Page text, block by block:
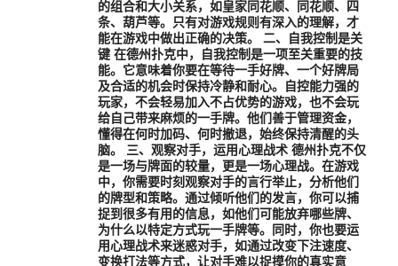
的组合和大小关系，如皇家同花顺、同花顺、四
条、葫芦等。只有对游戏规则有深入的理解，才
能在游戏中做出正确的决策。 二、自我控制是关
键 在德州扑克中，自我控制是一项至关重要的技
能。它意味着你要在等待一手好牌、一个好牌局
及合适的机会时保持冷静和耐心。自控能力强的
玩家，不会轻易加入不占优势的游戏，也不会玩
给自己带来麻烦的一手牌。他们善于管理资金，
懂得在何时加码、何时撤退，始终保持清醒的头
脑。 三、观察对手，运用心理战术 德州扑克不仅
是一场与牌面的较量，更是一场心理战。在游戏
中，你需要时刻观察对手的言行举止，分析他们
的牌型和策略。通过倾听他们的发言，你可以捕
捉到很多有用的信息，如他们可能放弃哪些牌、
为什么以特定方式玩一手牌等。同时，你也要运
用心理战术来迷惑对手，如通过改变下注速度、
变换打法等方式，让对手难以捉摸你的真实意